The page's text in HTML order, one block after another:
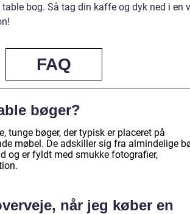
bog. Så tag din kaffe og dyk ned i en
FAQ
bøger?
tunge bøger, der typisk er placeret på
møbel. De adskiller sig fra almindelige
og er fyldt med smukke fotografier,
når jeg køber en